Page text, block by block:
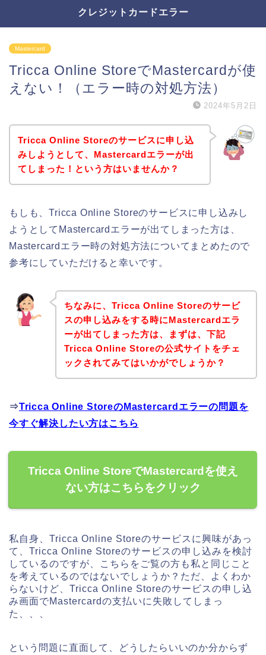
クレジットカードエラー
Mastercard
Tricca Online StoreでMastercardが使
えない！（エラー時の対処方法）
2024年5月2日
Tricca Online Storeのサービスに申し込
みしようとして、Mastercardエラーが出
てしまった！という方はいませんか？
もしも、Tricca Online Storeのサービスに申し込みし
ようとしてMastercardエラーが出てしまった方は、
Mastercardエラー時の対処方法についてまとめたので
参考にしていただけると幸いです。
ちなみに、Tricca Online Storeのサービ
スの申し込みをする時にMastercardエラ
ーが出てしまった方は、まずは、下記
Tricca Online Storeの公式サイトをチェ
ックされてみてはいかがでしょうか？
⇒Tricca Online StoreのMastercardエラーの問題を
今すぐ解決したい方はこちら
Tricca Online StoreでMastercardを使え
ない方はこちらをクリック
私自身、Tricca Online Storeのサービスに興味があっ
て、Tricca Online Storeのサービスの申し込みを検討
しているのですが、こちらをご覧の方も私と同じこと
を考えているのではないでしょうか？ただ、よくわか
らないけど、Tricca Online Storeのサービスの申し込
み画面でMastercardの支払いに失敗してしまっ
た、、、
という問題に直面して、どうしたらいいのか分からず